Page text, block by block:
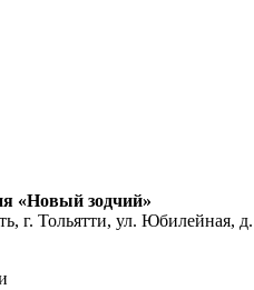
«Новый зодчий»
г. Тольятти, ул. Юбилейная, д.